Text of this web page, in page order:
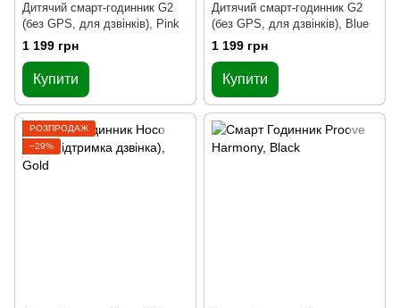
Дитячий cмарт-годинник G2
(без GPS, для дзвінків), Pink
1 199 грн
Купити
Дитячий cмарт-годинник G2
(без GPS, для дзвінків), Blue
1 199 грн
Купити
РОЗПРОДАЖ
−29%